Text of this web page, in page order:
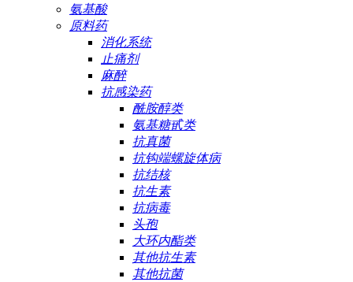
氨基酸
原料药
消化系统
止痛剂
麻醉
抗感染药
酰胺醇类
氨基糖甙类
抗真菌
抗钩端螺旋体病
抗结核
抗生素
抗病毒
头孢
大环内酯类
其他抗生素
其他抗菌